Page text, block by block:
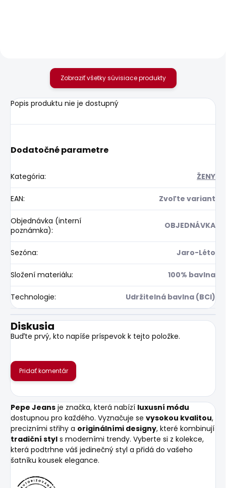
Zobraziť všetky súvisiace produkty
Popis produktu nie je dostupný
Dodatočné parametre
Kategória: ŽENY
EAN: Zvoľte variant
Objednávka (interní
poznámka): OBJEDNÁVKA
Sezóna: Jaro-Léto
Složení materiálu: 100% bavlna
Technologie: Udržitelná bavlna (BCI)
Diskusia
Buďte prvý, kto napíše príspevok k tejto položke.
Pridať komentár
Pepe Jeans je značka, která nabízí luxusní módu
dostupnou pro každého. Vyznačuje se vysokou kvalitou,
precizními střihy a originálními designy, které kombinují
tradiční styl s moderními trendy. Vyberte si z kolekce,
která podtrhne váš jedinečný styl a přidá do vašeho
šatníku kousek elegance.